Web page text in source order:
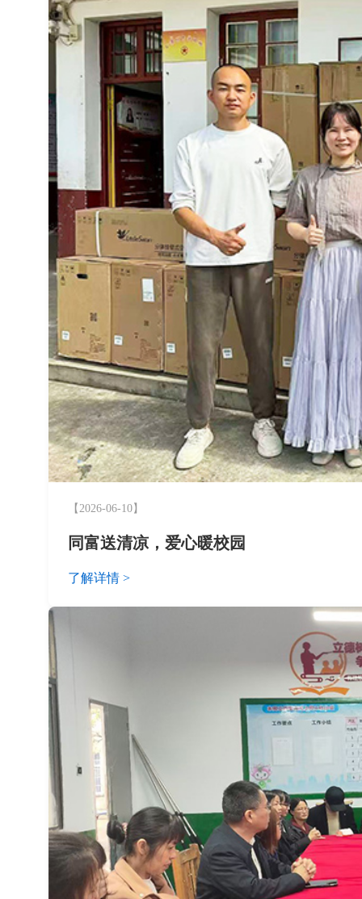
【2026-06-10】
同富送清凉，爱心暖校园
了解详情 >